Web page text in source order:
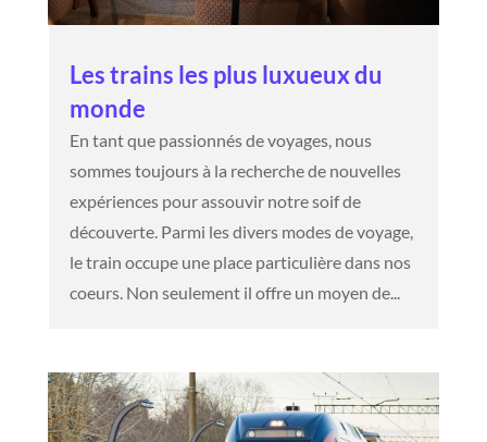
Les trains les plus luxueux du
monde
En tant que passionnés de voyages, nous
sommes toujours à la recherche de nouvelles
expériences pour assouvir notre soif de
découverte. Parmi les divers modes de voyage,
le train occupe une place particulière dans nos
coeurs. Non seulement il offre un moyen de...